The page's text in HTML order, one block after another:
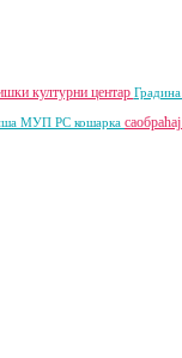
културни центар Градина
МУП РС кошарка саобраћај